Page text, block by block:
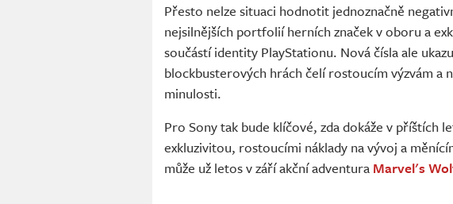
Přesto nelze situaci hodnotit jednoznačně
nejsilnějších portfolií herních značek v oboru a
součástí identity PlayStationu. Nová čísla ale
blockbusterových hrách čelí rostoucím výzvám a
minulosti.
Pro Sony tak bude klíčové, zda dokáže v příštích
exkluzivitou, rostoucími náklady na vývoj a
může už letos v září akční adventura Marvel's